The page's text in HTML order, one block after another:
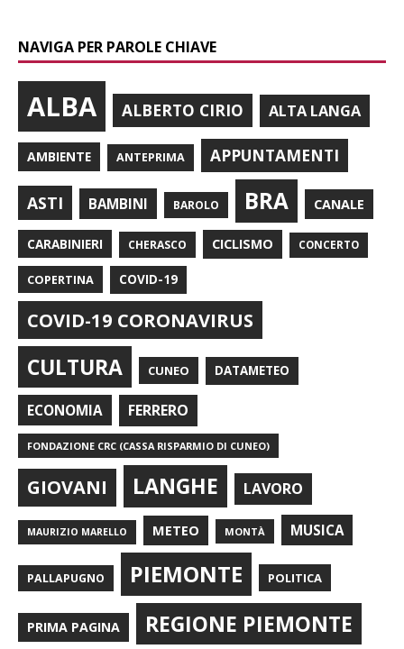
NAVIGA PER PAROLE CHIAVE
ALBA ALBERTO CIRIO ALTA LANGA
AMBIENTE ANTEPRIMA APPUNTAMENTI
ASTI BAMBINI BAROLO BRA CANALE
CARABINIERI CHERASCO CICLISMO CONCERTO
COPERTINA COVID-19
COVID-19 CORONAVIRUS
CULTURA CUNEO DATAMETEO
ECONOMIA FERRERO
FONDAZIONE CRC (CASSA RISPARMIO DI CUNEO)
GIOVANI LANGHE LAVORO
MAURIZIO MARELLO METEO MONTÀ MUSICA
PALLAPUGNO PIEMONTE POLITICA
PRIMA PAGINA REGIONE PIEMONTE